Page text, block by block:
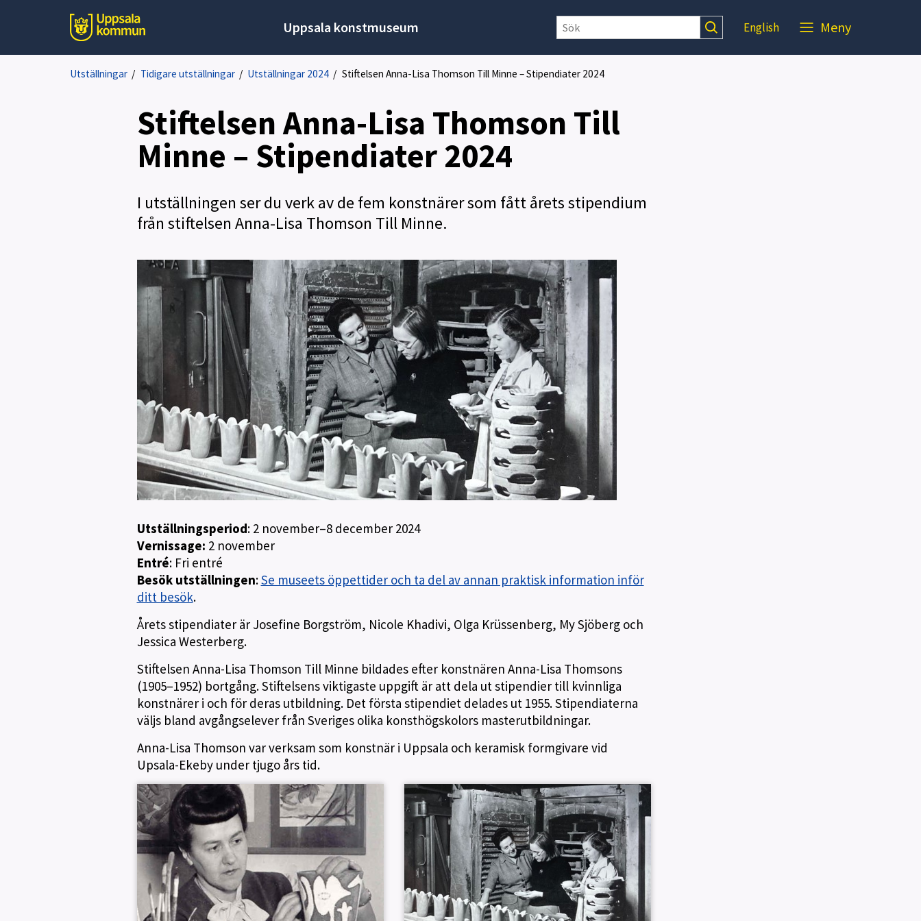
Uppsala konstmuseum English Meny
Utställningar / Tidigare utställningar/ Utställningar 2024 / Stiftelsen Anna-Lisa Thomson Till Minne – Stipendiater 2024
Stiftelsen Anna-Lisa Thomson Till
Minne – Stipendiater 2024
I utställningen ser du verk av de fem konstnärer som fått årets stipendium
från stiftelsen Anna-Lisa Thomson Till Minne.
Utställningsperiod: 2 november–8 december 2024
Vernissage: 2 november
Entré: Fri entré
Besök utställningen:Se museets öppettider och ta del av annan praktisk information inför
ditt besök.
Årets stipendiater är Josefine Borgström, Nicole Khadivi, Olga Krüssenberg, My Sjöberg och
Jessica Westerberg.
Stiftelsen Anna-Lisa Thomson Till Minne bildades efter konstnären Anna-Lisa Thomsons
(1905–1952) bortgång. Stiftelsens viktigaste uppgift är att dela ut stipendier till kvinnliga
konstnärer i och för deras utbildning. Det första stipendiet delades ut 1955. Stipendiaterna
väljs bland avgångselever från Sveriges olika konsthögskolors masterutbildningar.
Anna-Lisa Thomson var verksam som konstnär i Uppsala och keramisk formgivare vid
Upsala-Ekeby under tjugo års tid.